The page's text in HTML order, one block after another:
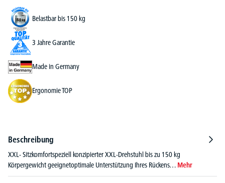
Belastbar bis 150 kg
3 Jahre Garantie
Made in Germany
Ergonomie TOP
Beschreibung
XXL- Sitzkomfortspeziell konzipierter XXL-Drehstuhl bis zu 150 kg
Körpergewicht geeignetoptimale Unterstützung Ihres Rückens… Mehr